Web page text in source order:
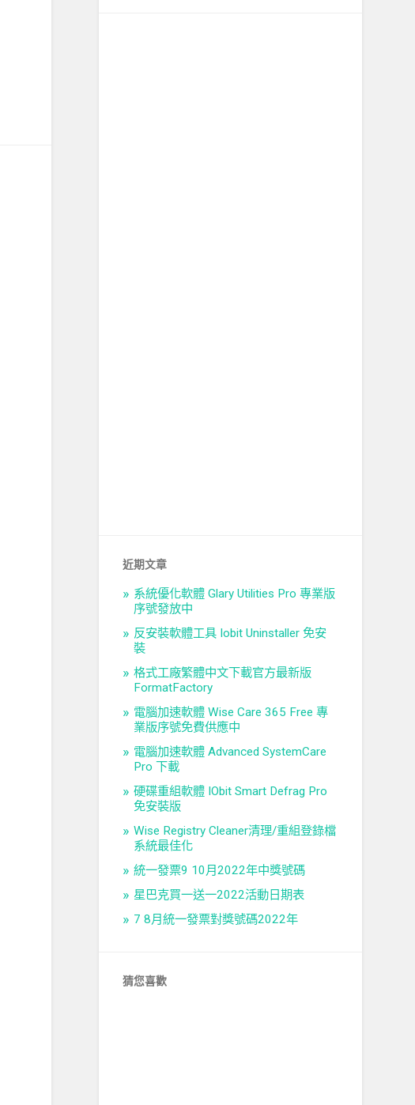
近期文章
系統優化軟體 Glary Utilities Pro 專業版
序號發放中
反安裝軟體工具 Iobit Uninstaller 免安
裝
格式工廠繁體中文下載官方最新版
FormatFactory
電腦加速軟體 Wise Care 365 Free 專
業版序號免費供應中
電腦加速軟體 Advanced SystemCare
Pro 下載
硬碟重組軟體 IObit Smart Defrag Pro
免安裝版
Wise Registry Cleaner清理/重組登錄檔
系統最佳化
統一發票9 10月2022年中獎號碼
星巴克買一送一2022活動日期表
7 8月統一發票對獎號碼2022年
猜您喜歡